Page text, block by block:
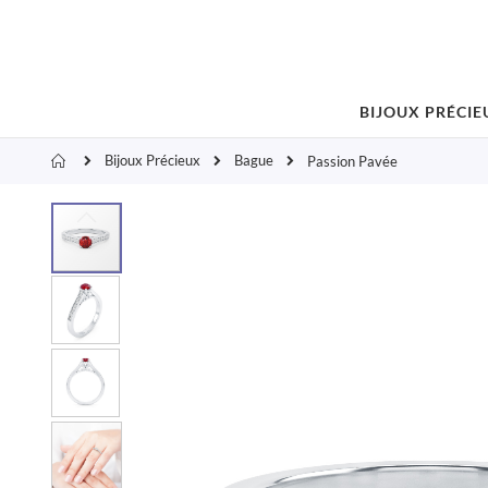
BIJOUX
AccueilBijoux Précieux Bague Passion Pavée
Skip
to
the
end
the
images
gallery